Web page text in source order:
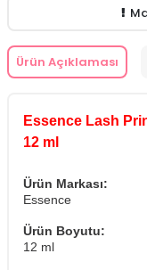
-
Ürün Açıklaması
Essence Lash
12 ml
Ürün Markası:
Essence
Ürün Boyutu:
12 ml